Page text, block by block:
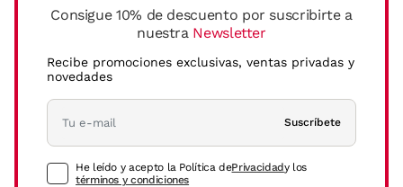
Consigue 10% de descuento por suscribirte a
nuestra Newsletter
Recibe promociones exclusivas, ventas privadas y
novedades
Suscríbete
He leído y acepto la Política dePrivacidady los
términos y condiciones